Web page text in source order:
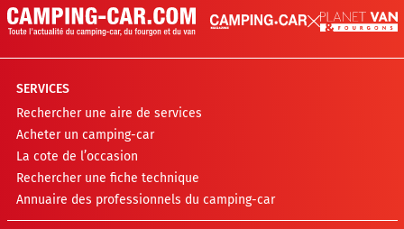
SERVICES
Rechercher une aire de services
Acheter un camping-car
La cote de l’occasion
Rechercher une fiche technique
Annuaire des professionnels du camping-car